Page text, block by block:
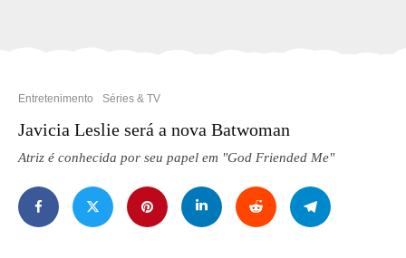
Entretenimento Séries & TV
Javicia Leslie será a nova Batwoman
Atriz é conhecida por seu papel em "God Friended Me"